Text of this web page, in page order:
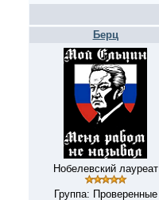
Берц
Нобелевский лауреат
Группа: Проверенные